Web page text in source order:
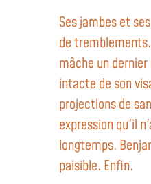
Ses jambes et
de
mâche un
intacte de son
projections de
expression qu'il
longtemps.
paisible. Enfin.